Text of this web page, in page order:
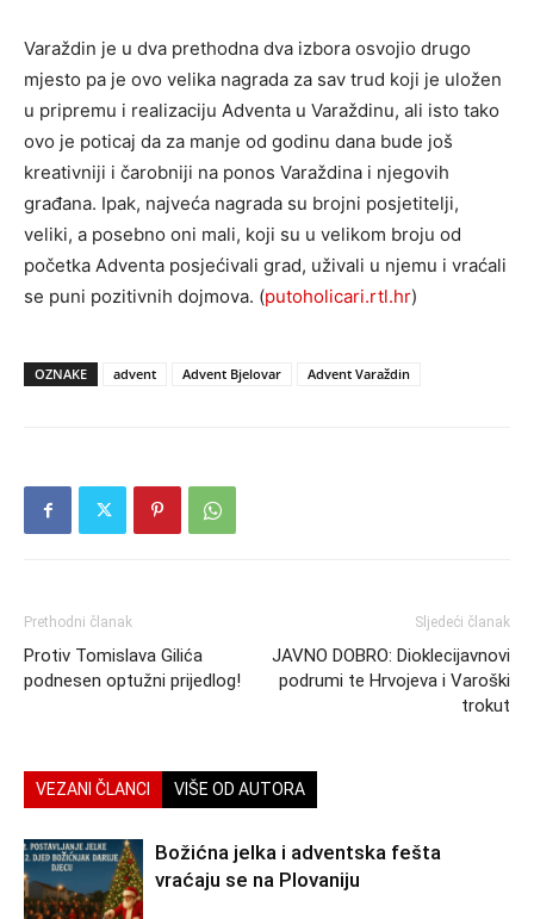
Varaždin je u dva prethodna dva izbora osvojio drugo
mjesto pa je ovo velika nagrada za sav trud koji je uložen
u pripremu i realizaciju Adventa u Varaždinu, ali isto tako
ovo je poticaj da za manje od godinu dana bude još
kreativniji i čarobniji na ponos Varaždina i njegovih
građana. Ipak, najveća nagrada su brojni posjetitelji,
veliki, a posebno oni mali, koji su u velikom broju od
početka Adventa posjećivali grad, uživali u njemu i vraćali
se puni pozitivnih dojmova. (putoholicari.rtl.hr)
OZNAKE advent Advent Bjelovar Advent Varaždin
Prethodni članak
Protiv Tomislava Gilića
podnesen optužni prijedlog!
Sljedeći članak
JAVNO DOBRO: Dioklecijavnovi
podrumi te Hrvojeva i Varoški
trokut
VEZANI ČLANCI VIŠE OD AUTORA
Božićna jelka i adventska fešta
vraćaju se na Plovaniju